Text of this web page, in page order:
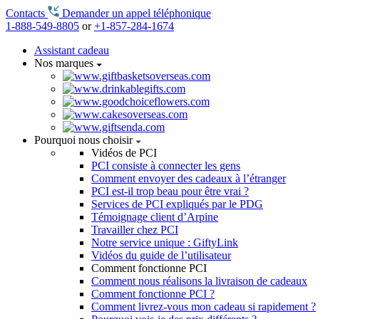
Contacts
Demander un appel téléphonique
1-888-549-8805 or+1-857-284-1674
Assistant cadeau
Nos marques
Pourquoi nous choisir
Vidéos de PCI
PCI consiste à connecter les gens
Comment envoyer des cadeaux à l’étranger
PCI est-il trop beau pour être vrai ?
Services de PCI expliqués par le PDG
Témoignage client d’Arpine
Travailler chez PCI
Notre service unique : GiftyLink
Vidéos du guide de l’utilisateur
Comment fonctionne PCI
Comment nous réalisons la livraison de cadeaux
Comment fonctionne PCI ?
Comment livrez-vous mon cadeau si rapidement ?